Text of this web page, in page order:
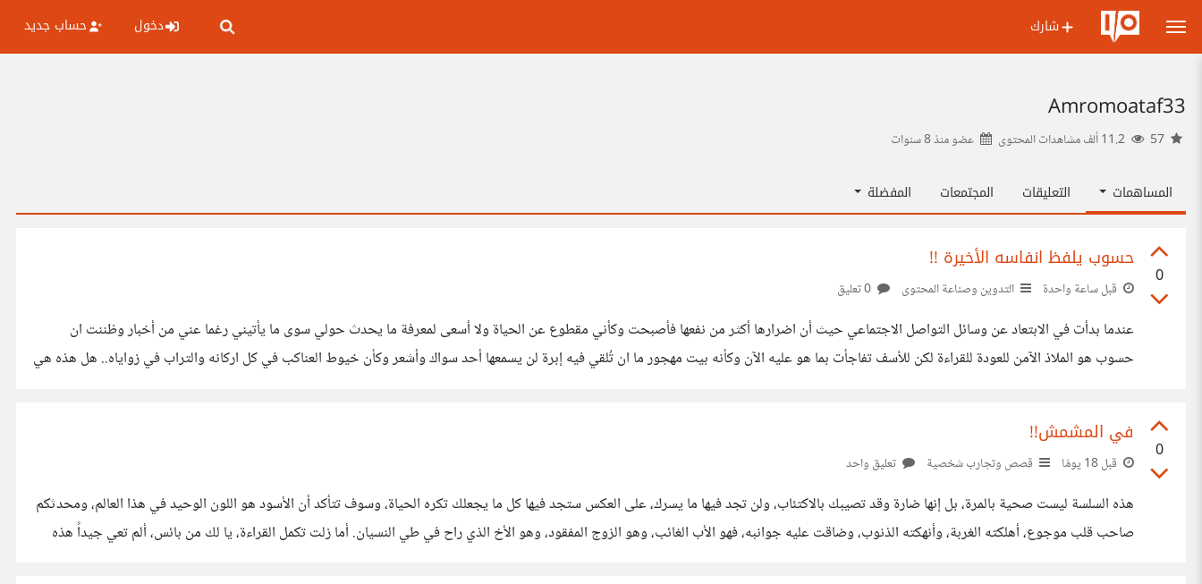
شارك دخول حساب جديد
Amromoataf33
عضو منذ8 سنوات
المساهمات التعليقات المجتمعات المفضلة
0
حسوب يلفظ انفاسه الأخيرة !!
قبل ساعة واحدة التدوين وصناعة المحتوى
عندما بدأت في الابتعاد عن وسائل التواصل الاجتماعي حيث أن اضرارها أكثر من نفعها فأصبحت وكأني مقطوع عن الحياة ولا أسعى لمعرفة ما يحدث حولي سوى ما يأتيني رغما عني من أخبار وظننت ان
حسوب هو الملاذ الآمن للعودة للقراءة لكن للأسف تفاجأت بما هو عليه الآن وكأنه بيت مهجور ما ان تُلقي فيه إبرة لن يسمعها أحد سواك وأشعر وكأن خيوط العناكب في كل اركانه والتراب في زواياه.. هل هذه هي
0
في المشمش!!
قبل 18 يومًا قصص وتجارب شخصية تعليق واحد
هذه السلسة ليست صحية بالمرة، بل إنها ضارة وقد تصيبك بالاكتئاب، ولن تجد فيها ما يسرك، على العكس ستجد فيها كل ما يجعلك تكره الحياة، وسوف تتأكد أن الأسود هو اللون الوحيد في هذا العالم، ومحدثكم
صاحب قلب موجوع، أهلكته الغربة، وأنهكته الذنوب، وضاقت عليه جوانبه، فهو الأب الغائب، وهو الزوج المفقود، وهو الأخ الذي راح في طي النسيان. أما زلت تكمل القراءة، يا لك من بائس، ألم تعي جيداً هذه